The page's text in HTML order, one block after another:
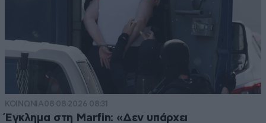
ΚΟΙΝΩΝΙΑ08·08·2026 08:31
Έγκλημα στη Marfin: «Δεν υπάρχει